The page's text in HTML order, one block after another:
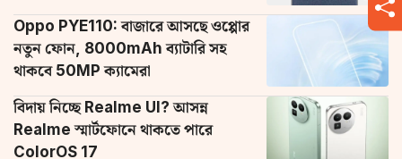
Oppo PYE110: বাজারে আসছে ওপ্পোর
নতুন ফোন, 8000mAh ব্যাটারি সহ
থাকবে 50MP ক্যামেরা
বিদায় নিচ্ছে Realme UI? আসন্ন
Realme স্মার্টফোনে থাকতে পারে
ColorOS 17